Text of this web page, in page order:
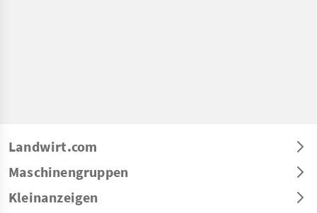
Landwirt.com
Maschinengruppen
Kleinanzeigen